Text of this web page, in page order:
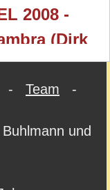
2008 -
(Dirk
- Team -
und